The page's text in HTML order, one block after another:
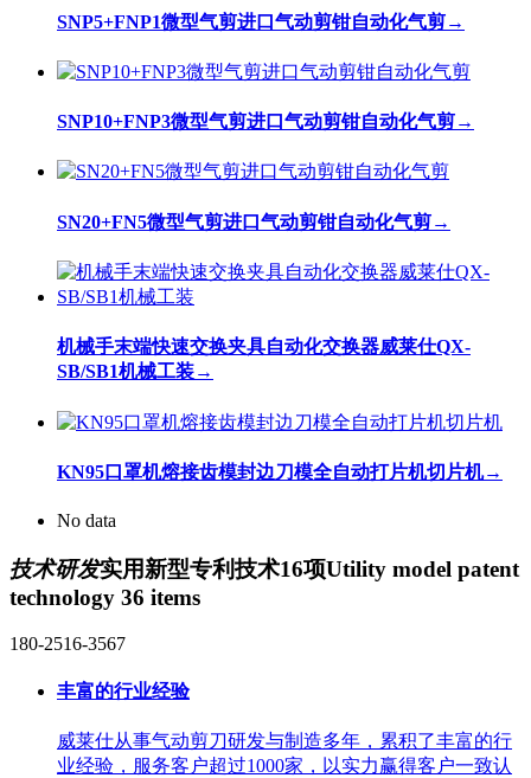
SNP5+FNP1微型气剪进口气动剪钳自动化气剪→
SNP10+FNP3微型气剪进口气动剪钳自动化气剪→
SN20+FN5微型气剪进口气动剪钳自动化气剪→
机械手末端快速交换夹具自动化交换器威莱仕QX-
SB/SB1机械工装→
KN95口罩机熔接齿模封边刀模全自动打片机切片机→
No data
技术研发实用新型专利技术16项Utility model patent
technology 36 items
180-2516-3567
丰富的行业经验
威莱仕从事气动剪刀研发与制造多年，累积了丰富的行
业经验，服务客户超过1000家，以实力赢得客户一致认